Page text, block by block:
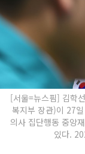
[서울=뉴스핌] 김학
복지부 장관)이 27
의사 집단행동 중앙
있다.